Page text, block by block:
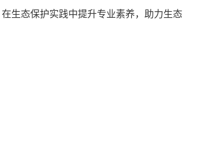
生态保护实践中提升专业素养，助力生态